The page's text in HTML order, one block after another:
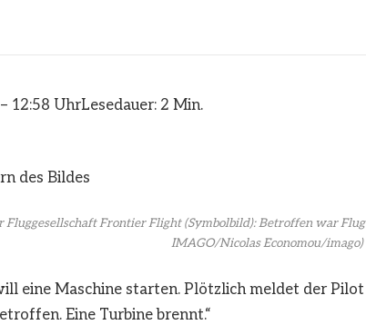
12:58 UhrLesedauer: 2 Min.
Fluggesellschaft Frontier Flight (Symbolbild): Betroffen war
IMAGO/Nicolas Economou/imago)
eine Maschine starten. Plötzlich meldet der
Eine Turbine brennt.“